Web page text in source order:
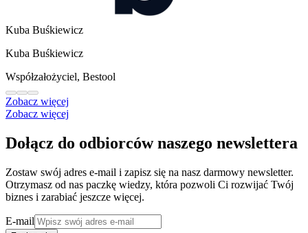
Kuba Buśkiewicz
Kuba Buśkiewicz
Współzałożyciel, Bestool
Zobacz więcej
Zobacz więcej
Dołącz do odbiorców naszego newslettera
Zostaw swój adres e-mail i zapisz się na nasz darmowy newsletter.
Otrzymasz od nas paczkę wiedzy, która pozwoli Ci rozwijać Twój
biznes i zarabiać jeszcze więcej.
E-mail